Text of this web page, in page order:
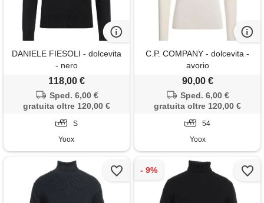
DANIELE FIESOLI - dolcevita
- nero
118,00 €
Sped. 6,00 €
gratuita oltre 120,00 €
S
Yoox
C.P. COMPANY - dolcevita -
avorio
90,00 €
Sped. 6,00 €
gratuita oltre 120,00 €
54
Yoox